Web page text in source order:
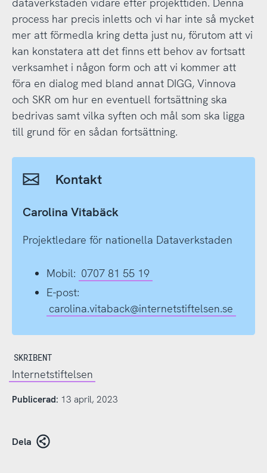
process har precis inletts och vi har inte så mycket
mer att förmedla kring detta just nu, förutom att vi
kan konstatera att det finns ett behov av fortsatt
verksamhet i någon form och att vi kommer att
föra en dialog med bland annat DIGG, Vinnova
och SKR om hur en eventuell fortsättning ska
bedrivas samt vilka syften och mål som ska ligga
till grund för en sådan fortsättning.
Kontakt
Carolina Vitabäck
Projektledare för nationella Dataverkstaden
Mobil: 0707 81 55 19
E-post:
carolina.vitaback@internetstiftelsen.se
SKRIBENT
Internetstiftelsen
Publicerad: 13 april, 2023
Dela